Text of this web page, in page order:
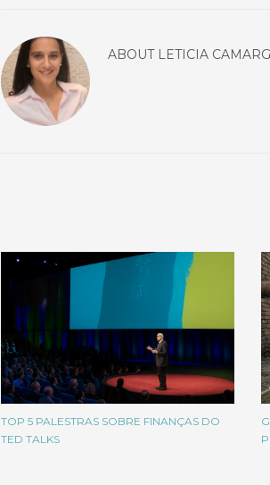
ABOUT LETICIA
TOP 5 PALESTRAS SOBRE FINANÇAS DO
TED TALKS